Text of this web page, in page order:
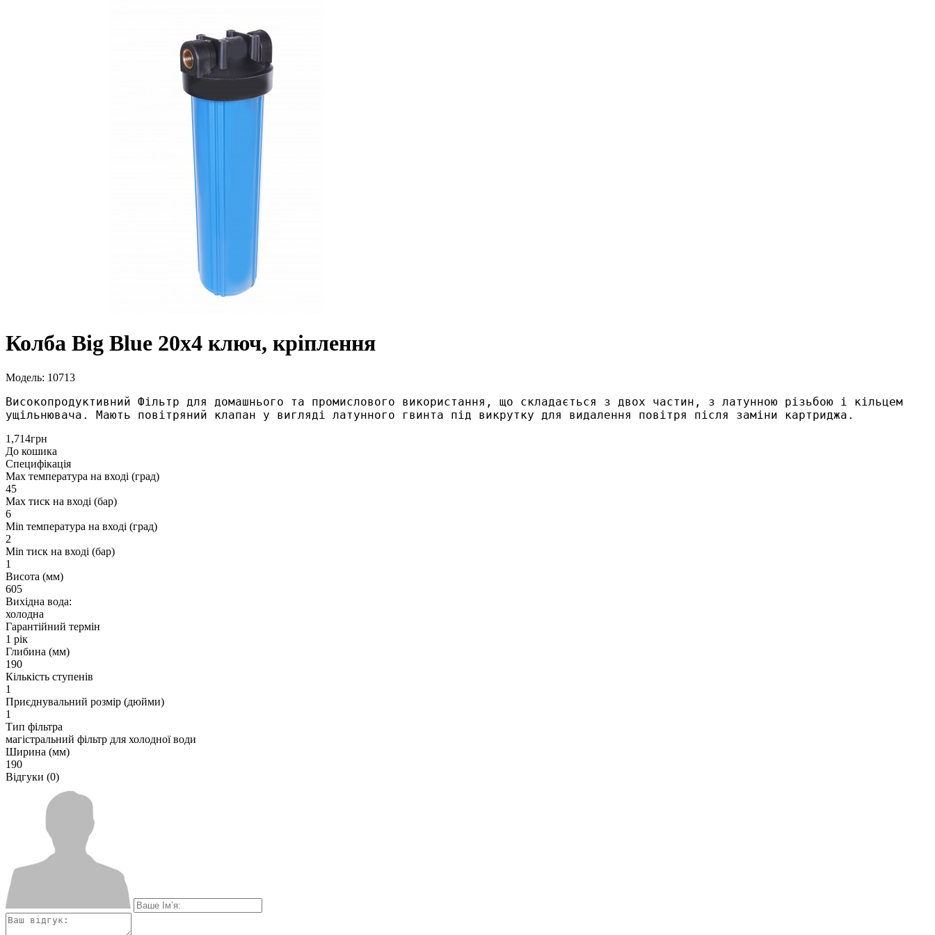
Колба Вig Вlue 20х4 ключ, кріплення
Модель: 10713
Високопродуктивний Фільтр для домашнього та промислового використання, що складається з двох частин, з латунною різьбою і кільцем
ущільнювача. Мають повітряний клапан у вигляді латунного гвинта під викрутку для видалення повітря після заміни картриджа.
1,714грн
До кошика
Специфікація
Max температура на вході (град)
45
Max тиск на вході (бар)
6
Min температура на вході (град)
2
Min тиск на вході (бар)
1
Висота (мм)
605
Вихідна вода:
холодна
Гарантійний термін
1 рік
Глибина (мм)
190
Кількість ступенів
1
Приєднувальний розмір (дюйми)
1
Тип фільтра
магістральний фільтр для холодної води
Ширина (мм)
190
Відгуки (0)